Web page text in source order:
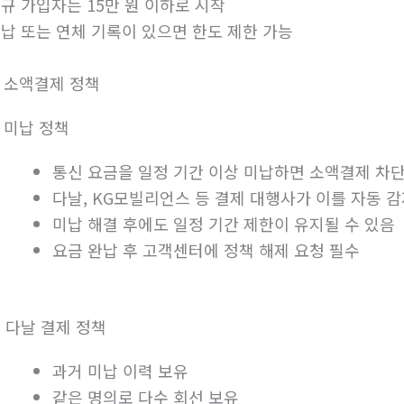
또는 연체 기록이 있으면 한도 제한 가능
액결제 정책
납 정책
통신 요금을 일정 기간 이상 미납하면 소액결제 차
다날, KG모빌리언스 등 결제 대행사가 이를 자동
미납 해결 후에도 일정 기간 제한이 유지될 수 있음
요금 완납 후 고객센터에 정책 해제 요청 필수
다날 결제 정책
과거 미납 이력 보유
같은 명의로 다수 회선 보유